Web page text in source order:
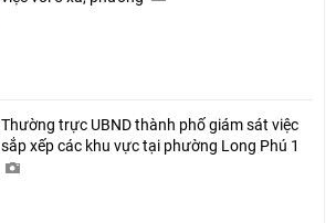
Thường trực UBND thành phố giám sát việc
sắp xếp các khu vực tại phường Long Phú 1